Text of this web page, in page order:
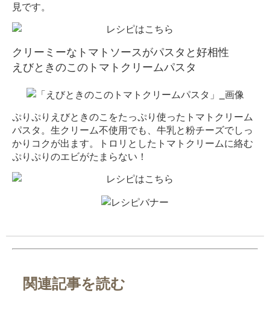
見です。
クリーミーなトマトソースがパスタと好相性
えびときのこのトマトクリームパスタ
ぷりぷりえびときのこをたっぷり使ったトマトクリーム
パスタ。生クリーム不使用でも、牛乳と粉チーズでしっ
かりコクが出ます。トロリとしたトマトクリームに絡む
ぷりぷりのエビがたまらない！
関連記事を読む